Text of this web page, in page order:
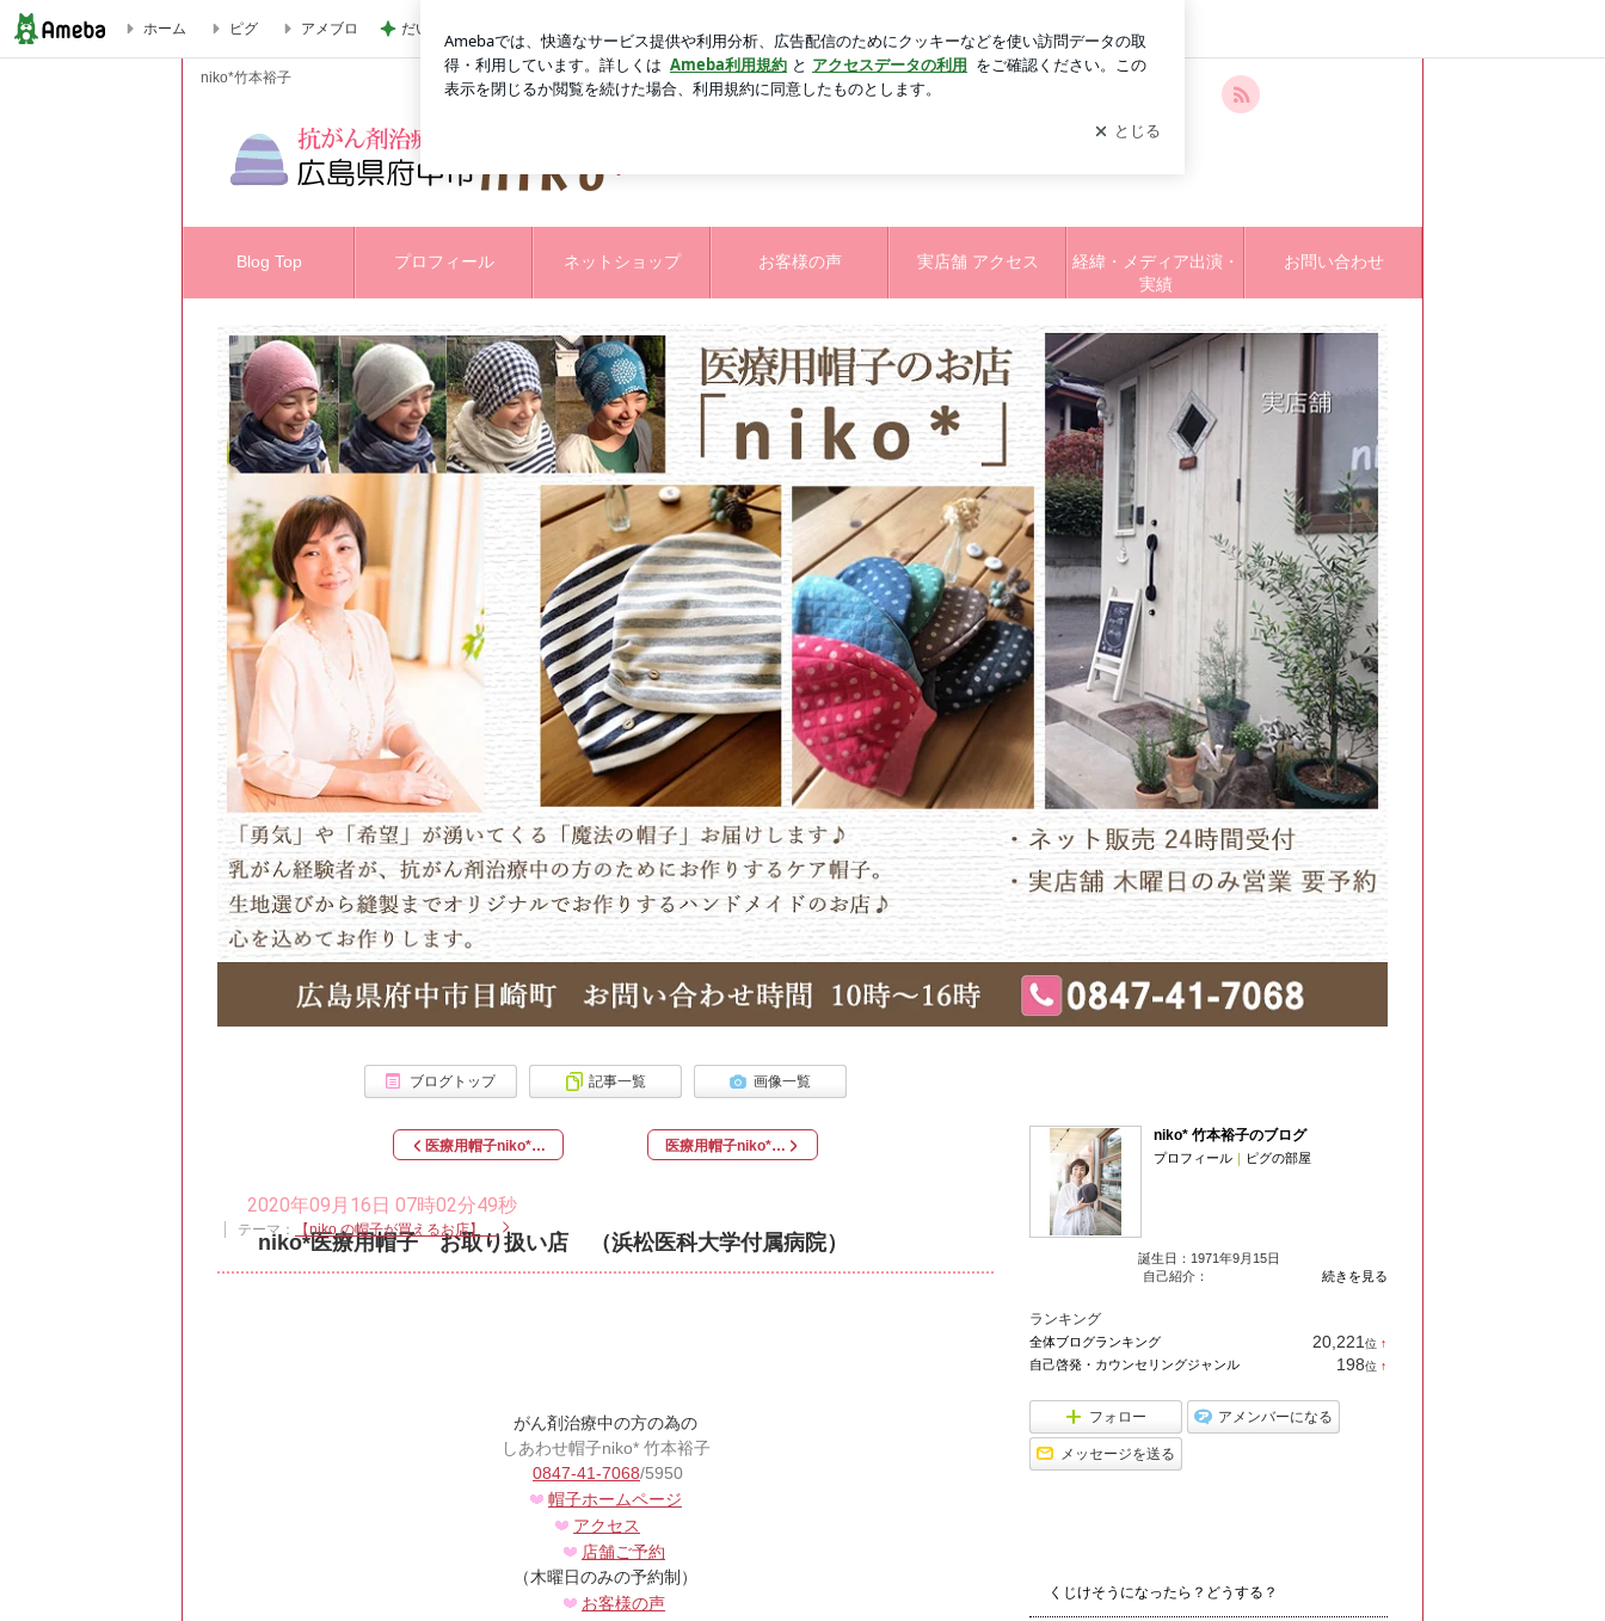
niko*医療用帽子 お取り扱い店 （浜松医科大学付属病院） | niko*竹本裕子
ホーム ピグ アメブロ だいた ありがたいポケット付きワンピ
niko*竹本裕子
ブログトップ 記事一覧 画像一覧
医療用帽子niko*… 医療用帽子niko*…
niko*医療用帽子 お取り扱い店 （浜松医科大学付属病院）
2020年09月16日 07時02分49秒
テーマ： 【niko の帽子が買えるお店】
がん剤治療中の方の為の
しあわせ帽子niko* 竹本裕子
0847-41-7068/5950
帽子ホームページ
アクセス
店舗ご予約
（木曜日のみの予約制）
お客様の声
niko* 竹本裕子のブログ
プロフィール ｜ ピグの部屋
誕生日： 1971年9月15日
自己紹介：
続きを見る
ランキング
全体ブログランキング 20,221 位 ↑
自己啓発・カウンセリングジャンル 198位 ↑
フォロー アメンバーになる
メッセージを送る
くじけそうになったら？どうする？
Blog Top プロフィール ネットショップ お客様の声 実店舗 アクセス
経緯・メディア出演・
実績
お問い合わせ